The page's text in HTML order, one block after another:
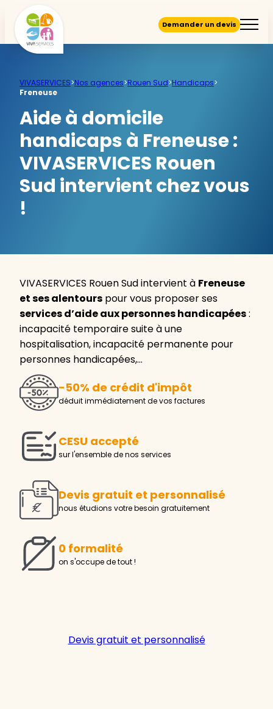
Demander un devis
VIVASERVICES>Nos agences>Rouen Sud>Handicaps>
Freneuse
Aide à domicile
handicaps à Freneuse :
VIVASERVICES Rouen
Sud intervient chez vous
!
VIVASERVICES Rouen Sud intervient à Freneuse
et ses alentours pour vous proposer ses
services d’aide aux personnes handicapées:
incapacité temporaire suite à une
hospitalisation, incapacité permanente pour
personnes handicapées,…
-50% de crédit d'impôt
déduit immédiatement de vos factures
CESU accepté
sur l'ensemble de nos services
Devis gratuit et personnalisé
nous étudions votre besoin gratuitement
0 formalité
on s'occupe de tout !
Devis gratuit et personnalisé